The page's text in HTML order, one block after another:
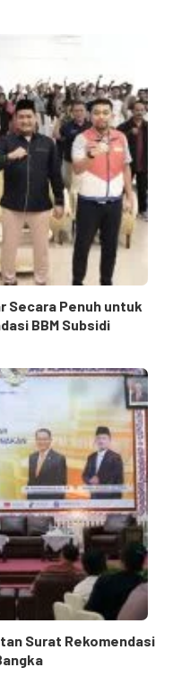
Secara Penuh untuk
BBM Subsidi
Surat Rekomendasi